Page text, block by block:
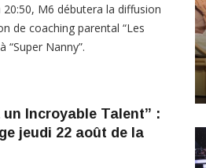
M6 débutera la diffusion
de coaching parental “Les
“Super Nanny”.
un Incroyable Talent” :
jeudi 22 août de la